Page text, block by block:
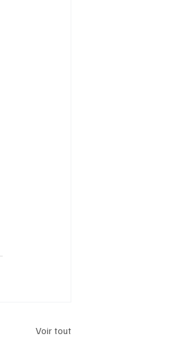
Voir tout